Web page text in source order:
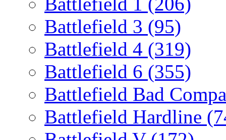
Battlefield 3 (95)
Battlefield 4 (319)
Battlefield 6 (355)
Battlefield Bad
Battlefield Hardline